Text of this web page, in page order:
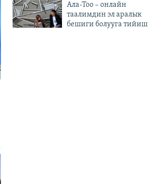
Ала-Тоо – онлайн
таалимдин эл аралык
бешиги болууга тийиш